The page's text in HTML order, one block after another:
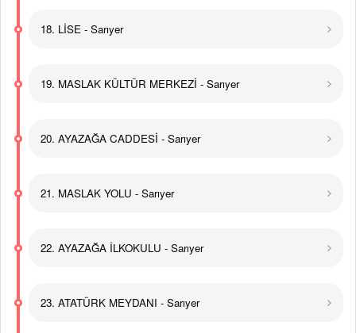
18. LİSE - Sarıyer
19. MASLAK KÜLTÜR MERKEZİ - Sarıyer
20. AYAZAĞA CADDESİ - Sarıyer
21. MASLAK YOLU - Sarıyer
22. AYAZAĞA İLKOKULU - Sarıyer
23. ATATÜRK MEYDANI - Sarıyer